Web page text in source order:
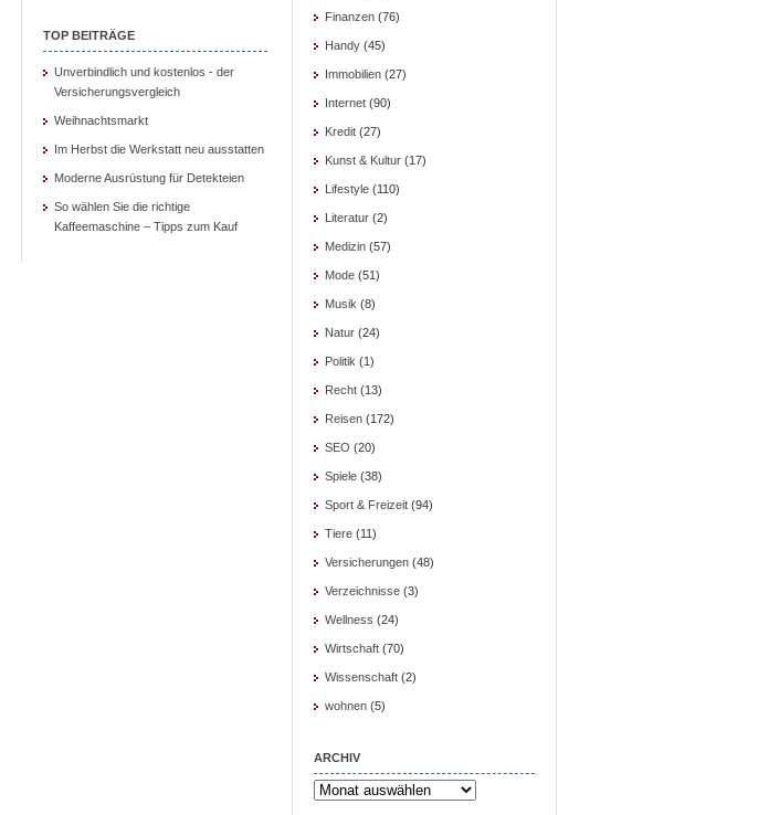
TOP BEITRÄGE
Unverbindlich und kostenlos - der
Versicherungsvergleich
Weihnachtsmarkt
Im Herbst die Werkstatt neu ausstatten
Moderne Ausrüstung für Detekteien
So wählen Sie die richtige
Kaffeemaschine – Tipps zum Kauf
Finanzen (76)
Handy (45)
Immobilien (27)
Internet (90)
Kredit (27)
Kunst & Kultur (17)
Lifestyle (110)
Literatur (2)
Medizin (57)
Mode (51)
Musik (8)
Natur (24)
Politik (1)
Recht (13)
Reisen (172)
SEO (20)
Spiele (38)
Sport & Freizeit (94)
Tiere (11)
Versicherungen (48)
Verzeichnisse (3)
Wellness (24)
Wirtschaft (70)
Wissenschaft (2)
wohnen (5)
ARCHIV
Archiv